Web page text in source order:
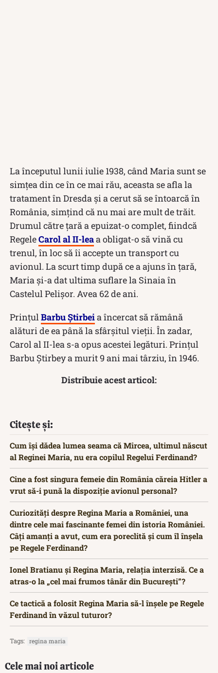
La începutul lunii iulie 1938, când Maria sunt se
simțea din ce în ce mai rău, aceasta se afla la
tratament în Dresda și a cerut să se întoarcă în
România, simțind că nu mai are mult de trăit.
Drumul către țară a epuizat-o complet, fiindcă
RegeleCarol al II-leaa obligat-o să vină cu
trenul, în loc să îi accepte un transport cu
avionul. La scurt timp după ce a ajuns în țară,
Maria și-a dat ultima suflare la Sinaia în
Castelul Pelișor. Avea 62 de ani.
Prințul Barbu Știrbeia încercat să rămână
alături de ea până la sfârşitul vieţii. În zadar,
Carol al II-lea s-a opus acestei legături. Prințul
Barbu Știrbey a murit 9 ani mai târziu, în 1946.
Distribuie acest articol:
Citește și:
Cum își dădea lumea seama că Mircea, ultimul născut
al Reginei Maria, nu era copilul Regelui Ferdinand?
Cine a fost singura femeie din România căreia Hitler a
vrut să-i pună la dispoziție avionul personal?
Curiozități despre Regina Maria a României, una
dintre cele mai fascinante femei din istoria României.
Câți amanți a avut, cum era poreclită și cum îl înșela
pe Regele Ferdinand?
Ionel Bratianu și Regina Maria, relația interzisă. Ce a
atras-o la „cel mai frumos tânăr din București”?
Ce tactică a folosit Regina Maria să-l înșele pe Regele
Ferdinand în văzul tuturor?
Tags: regina maria
Cele mai noi articole